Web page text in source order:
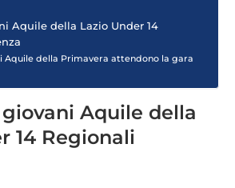
Aquile della Lazio Under 14
Aquile della Primavera attendono la gara
Aquile della
14 Regionali